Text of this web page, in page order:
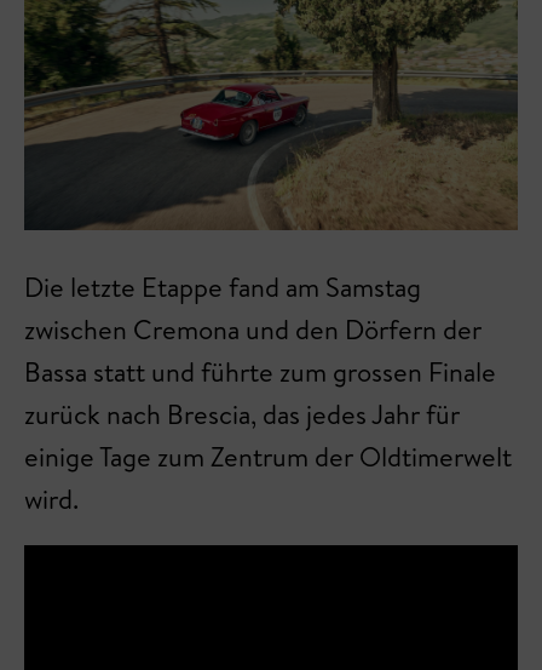
Die letzte Etappe fand am Samstag
zwischen Cremona und den Dörfern der
Bassa statt und führte zum grossen Finale
zurück nach Brescia, das jedes Jahr für
einige Tage zum Zentrum der Oldtimerwelt
wird.